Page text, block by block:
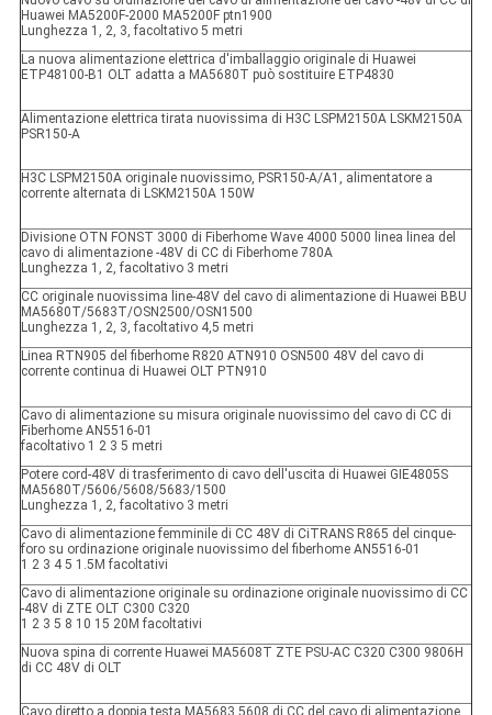
Huawei MA5200F-2000 MA5200F ptn1900
Lunghezza 1, 2, 3, facoltativo 5 metri
La nuova alimentazione elettrica d'imballaggio originale di Huawei
ETP48100-B1 OLT adatta a MA5680T può sostituire ETP4830
Alimentazione elettrica tirata nuovissima di H3C LSPM2150A LSKM2150A
PSR150-A
H3C LSPM2150A originale nuovissimo, PSR150-A/A1, alimentatore a
corrente alternata di LSKM2150A 150W
Divisione OTN FONST 3000 di Fiberhome Wave 4000 5000 linea linea del
cavo di alimentazione -48V di CC di Fiberhome 780A
Lunghezza 1, 2, facoltativo 3 metri
CC originale nuovissima line-48V del cavo di alimentazione di Huawei BBU
MA5680T/5683T/OSN2500/OSN1500
Lunghezza 1, 2, 3, facoltativo 4,5 metri
Linea RTN905 del fiberhome R820 ATN910 OSN500 48V del cavo di
corrente continua di Huawei OLT PTN910
Cavo di alimentazione su misura originale nuovissimo del cavo di CC di
Fiberhome AN5516-01
facoltativo 1 2 3 5 metri
Potere cord-48V di trasferimento di cavo dell'uscita di Huawei GIE4805S
MA5680T/5606/5608/5683/1500
Lunghezza 1, 2, facoltativo 3 metri
Cavo di alimentazione femminile di CC 48V di CiTRANS R865 del cinque-
foro su ordinazione originale nuovissimo del fiberhome AN5516-01
1 2 3 4 5 1.5M facoltativi
Cavo di alimentazione originale su ordinazione originale nuovissimo di CC
-48V di ZTE OLT C300 C320
1 2 3 5 8 10 15 20M facoltativi
Nuova spina di corrente Huawei MA5608T ZTE PSU-AC C320 C300 9806H
di CC 48V di OLT